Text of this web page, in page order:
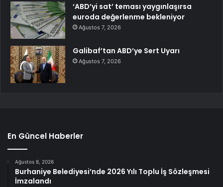
‘ABD’yi sat’ teması yaygınlaşırsa
euroda değerlenme bekleniyor
Ağustos 7, 2026
Galibaf’tan ABD’ye Sert Uyarı
Ağustos 7, 2026
En Güncel Haberler
Ağustos 8, 2026
Burhaniye Belediyesi’nde 2026 Yılı Toplu İş Sözleşmesi
İmzalandı